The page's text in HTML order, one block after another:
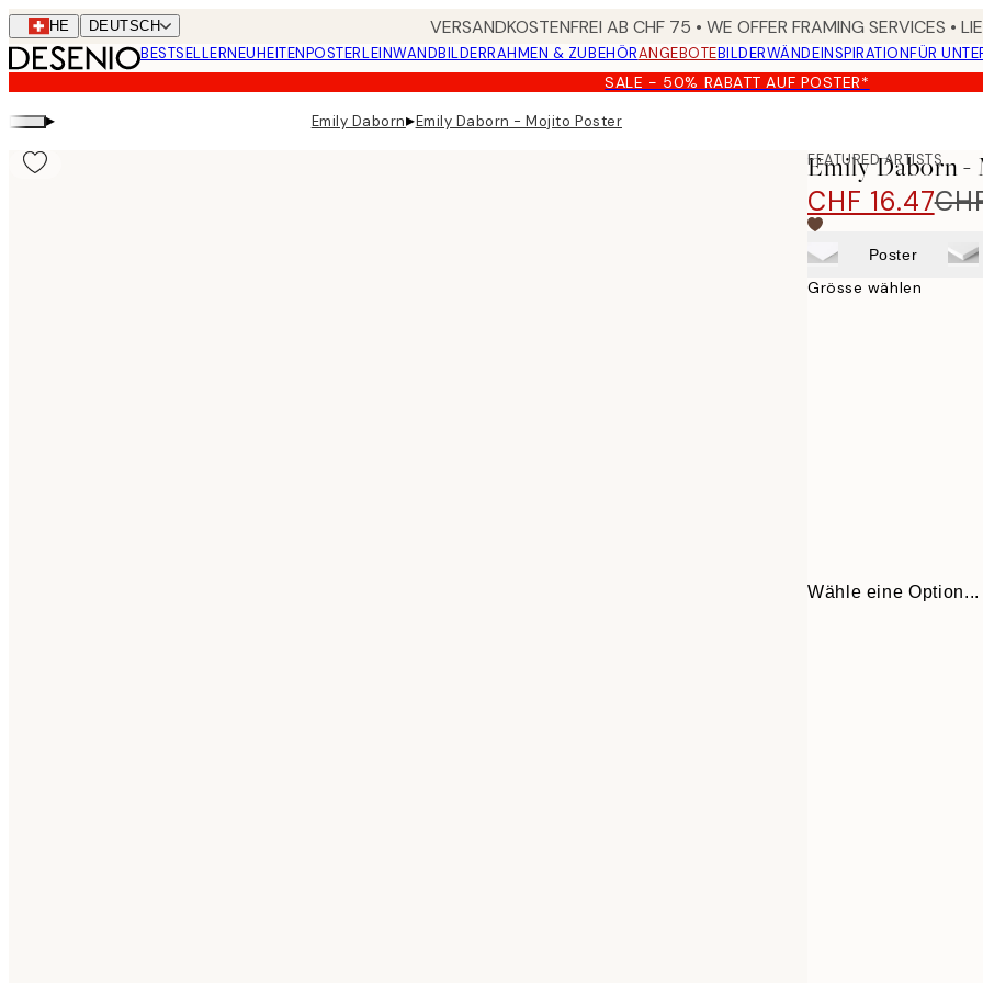
Skip
to
main
content.
CHE DEUTSCH VERSANDKOSTENFREI AB CHF 75 • WE OFFER FRAMING SERVICES •
BESTSELLERNEUHEITENPOSTERLEINWANDBILDERRAHMEN & ZUBEHÖRANGEBOTEBILDERWÄNDEINSPIRATIONFÜR
SALE - 50% RABATT AUF POSTER*
▸ Emily Daborn▸Emily Daborn - Mojito Poster
FEATURED ARTISTS
Emily Daborn -
CHF 16.47
Poster
Grösse wählen
Wähle eine Option...